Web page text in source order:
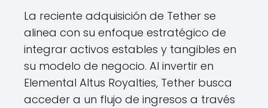
La reciente adquisición de Tether se
alinea con su enfoque estratégico de
integrar activos estables y tangibles en
su modelo de negocio. Al invertir en
Elemental Altus Royalties, Tether busca
acceder a un flujo de ingresos a través